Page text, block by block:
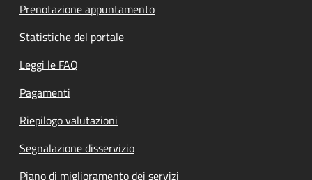
Prenotazione appuntamento
Statistiche del portale
Leggi le FAQ
Pagamenti
Riepilogo valutazioni
Segnalazione disservizio
Piano di miglioramento dei servizi